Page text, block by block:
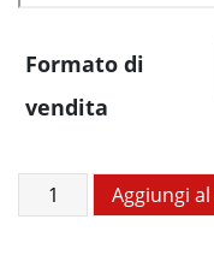
Formato di
vendita
Figaro
Polka
Aggiungi